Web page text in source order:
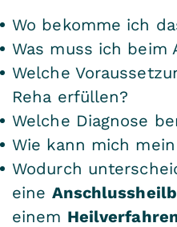
positive Zeit
verbringen.
Wanderausflüge,
Spaziergang im
benachbarten
Naturerlebnispark
Schifffahrt auf
Schulstoff
Unterricht in der
Sankt-Gallus-
staatlich
bereits seit vielen
Bestandteil der
Unterrichtszeiten
aufeinander
Wo bekomme ich
Was muss ich beim
Welche
Reha erfüllen?
Welche Diagnose
Wie kann mich
Wodurch
eine
einem